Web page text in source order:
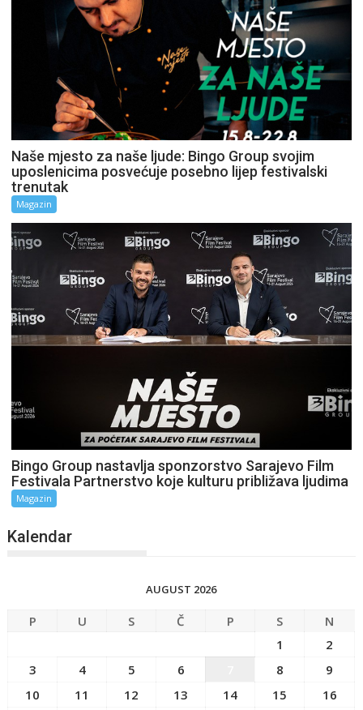
Naše mjesto za naše ljude: Bingo Group svojim
uposlenicima posvećuje posebno lijep festivalski
trenutak
Magazin
Bingo Group nastavlja sponzorstvo Sarajevo Film
Festivala Partnerstvo koje kulturu približava ljudima
Magazin
Kalendar
AUGUST 2026
P U S Č P S
N
1
2
3
4 5 6 8
9
10
11 12 13 14 15
16